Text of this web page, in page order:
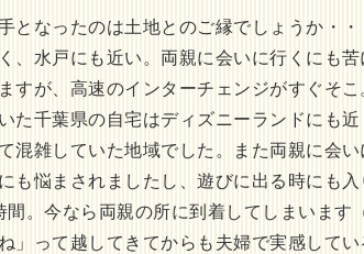
となったのは土地とのご縁でしょうか・・
、水戸にも近い。両親に会いに行くにも
すが、高速のインターチェンジがすぐそこ
た千葉県の自宅はディズニーランドにも
混雑していた地域でした。また両親に会
も悩まされましたし、遊びに出る時にも
間。今なら両親の所に到着してしまいます
」って越してきてからも夫婦で実感してい